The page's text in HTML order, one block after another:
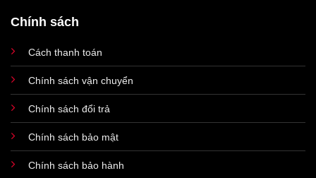
Chính sách
Cách thanh toán
Chính sách vận chuyển
Chính sách đổi trả
Chính sách bảo mật
Chính sách bảo hành